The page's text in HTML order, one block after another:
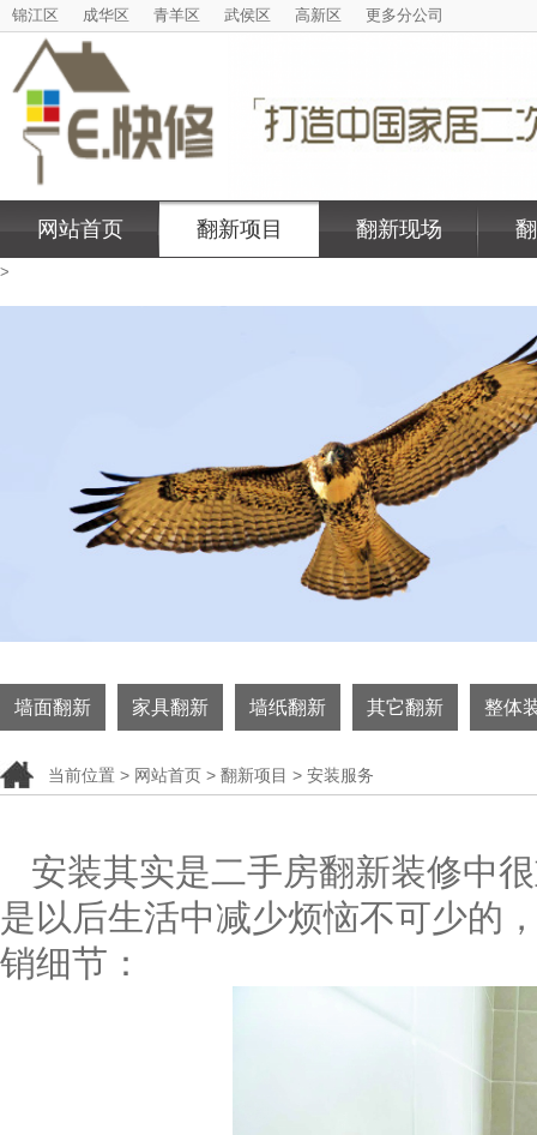
锦江区 成华区 青羊区 武侯区 高新区 更多分公司
网站首页 翻新项目 翻新现场
>
墙面翻新 家具翻新 墙纸翻新 其它翻新 整体
当前位置 > 网站首页 > 翻新项目 > 安装服务
安装其实是二手房翻新装修中
是以后生活中减少烦恼不可少的
销细节：